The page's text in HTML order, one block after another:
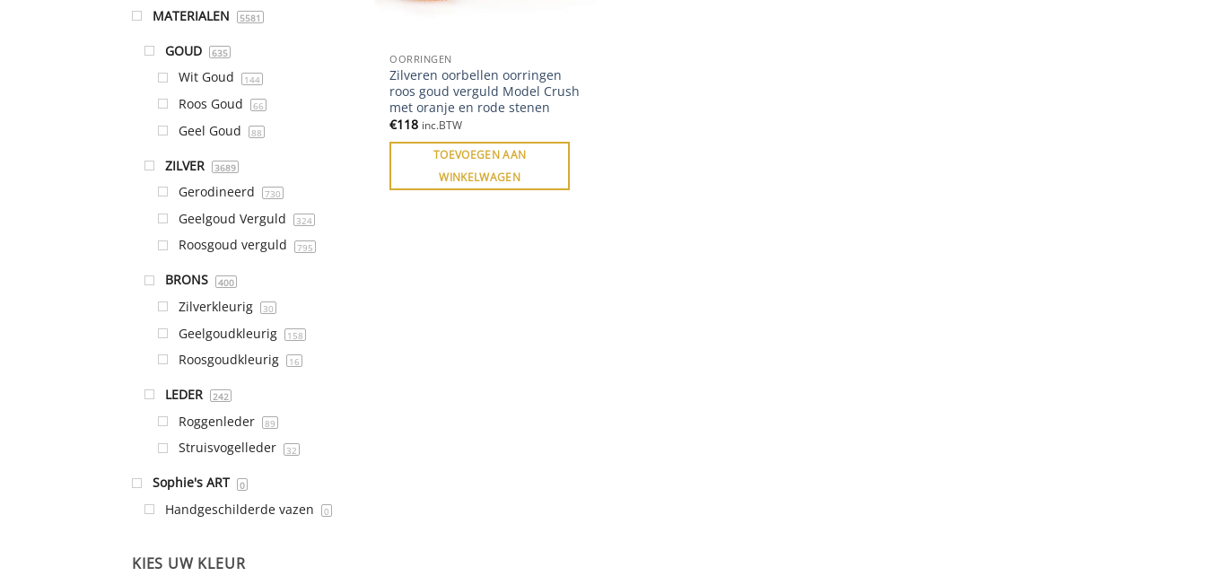
MATERIALEN 5581
GOUD 635
Wit Goud 144
Roos Goud 66
Geel Goud 88
ZILVER 3689
Gerodineerd 730
Geelgoud Verguld 324
Roosgoud verguld 795
BRONS 400
Zilverkleurig 30
Geelgoudkleurig 158
Roosgoudkleurig 16
LEDER 242
Roggenleder 89
Struisvogelleder 32
Sophie's ART 0
Handgeschilderde vazen 0
KIES UW KLEUR
OORRINGEN
Zilveren oorbellen oorringen
roos goud verguld Model Crush
met oranje en rode stenen
€118 inc.BTW
TOEVOEGEN AAN
WINKELWAGEN